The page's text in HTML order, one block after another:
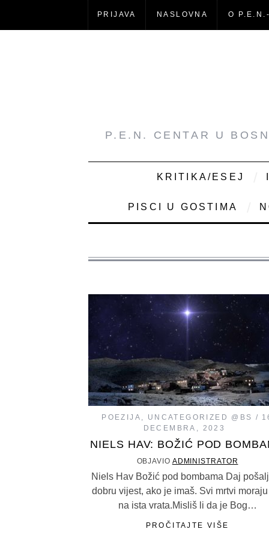
PRIJAVA NASLOVNA O
P.E.N. CENTAR U
KRITIKA/ESEJ
PISCI U GOSTIMA
POEZIJA , UNCATEGORIZED @BS
DECEMBRA, 2023
NIELS HAV: BOŽIĆ POD
OBJAVIO ADMINISTRATOR
Niels Hav Božić pod bombama Daj
dobru vijest, ako je imaš. Svi mrtvi
na ista vrata.Misliš li da je Bog…
PROČITAJTE VIŠE